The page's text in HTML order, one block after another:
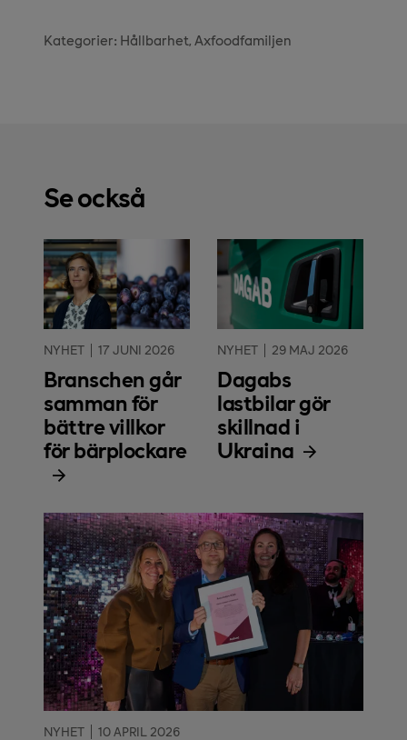
Kategorier: Hållbarhet Axfoodfamiljen
Se också
NYHET 17 JUNI 2026
Branschen går
samman för
bättre villkor
för bärplockare
NYHET 29 MAJ 2026
Dagabs
lastbilar gör
skillnad i
Ukraina
NYHET 10 APRIL 2026